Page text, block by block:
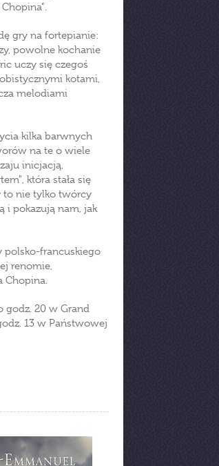
gry na fortepianie:
powolne kochanie
uczy się czegoś
kotami,
melodiami
kilka barwnych
na te o wiele
inicjacją,
która stała się
to nie tylko twórcy
i pokazują nam, jak
polsko-francuskiego
renomie,
Chopina.
godz. 20 w Grand
13 w Państwowej